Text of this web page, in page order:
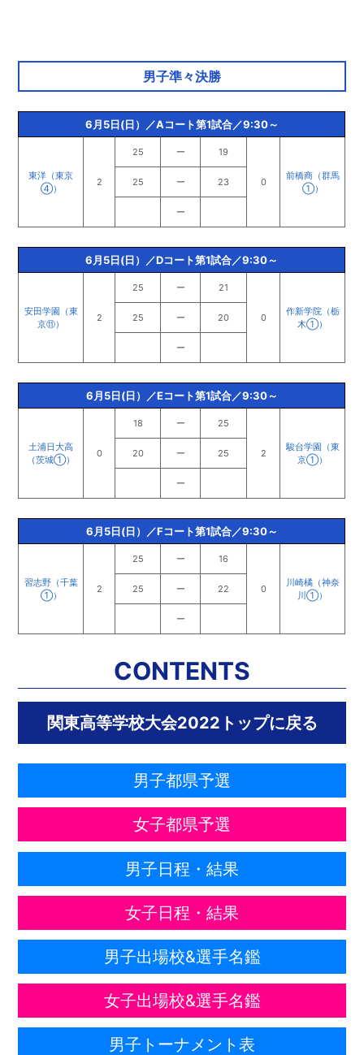
男子準々決勝
6月5日(日）／Aコート第1試合／9:30～
東洋（東京
④）
2
25 ー 19
0
前橋商（群馬
①）
25 ー 23
ー
6月5日(日）／Dコート第1試合／9:30～
安田学園（東
京⑪）
2
25 ー 21
0
作新学院（栃
木①）
25 ー 20
ー
6月5日(日）／Eコート第1試合／9:30～
土浦日大高
（茨城①）
0
18 ー 25
2
駿台学園（東
京①）
20 ー 25
ー
6月5日(日）／Fコート第1試合／9:30～
習志野（千葉
①）
2
25 ー 16
0
川崎橘（神奈
川①）
25 ー 22
ー
CONTENTS
関東高等学校大会2022トップに戻る
男子都県予選
女子都県予選
男子日程・結果
女子日程・結果
男子出場校&選手名鑑
女子出場校&選手名鑑
男子トーナメント表